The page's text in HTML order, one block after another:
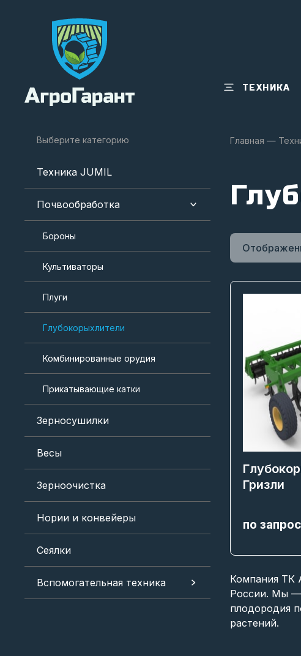
ТЕХНИКА
Выберите категорию
Техника JUMIL
Почвообработка
Бороны
Культиваторы
Плуги
Глубокорыхлители
Комбинированные орудия
Прикатывающие катки
Зерносушилки
Весы
Зерноочистка
Нории и конвейеры
Сеялки
Вспомогательная техника
Главная —
Гризли
по
Компания ТК
России. Мы —
плодородия
растений.